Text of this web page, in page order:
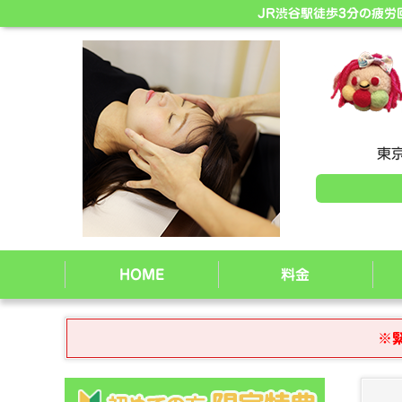
JR渋谷駅徒歩3分の疲労
東
HOME 料金
※